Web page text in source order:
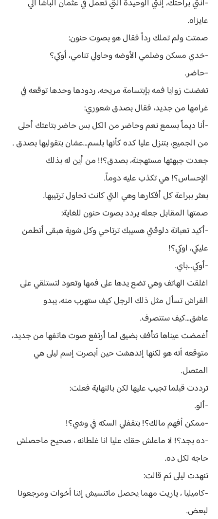
-أنتي براحتك، إنتي الوحيدة التي تعمل في عثمان الباشا الي
عايزاه.
صمتت ولم تملك رداً فقال هو بصوت حنون:
-خدي مسكن وضلمي الأوضه وحاولي تنامي، أوكي؟
-حاضر.
تغضنت زوايا فمه بإبتسامة مريحه، ردودها وحدها توقعه في
غرامها من جديد، فقال بصدق شعوري:
-أنا ديماً بسمع نعم وحاضر من الكل بس حاضر بتاعتك أحلى
من الجميع، بتنزل عليا كده كأنها بلسم...عشان بتقوليها بصدق .
جعدت جبهتها مستهجنة، بصدق؟!! من أين له بذلك
الإحساس؟! هي تكذب عليه دوماً.
بعثر ببراعة كل أفكارها وهي التي كانت تحاول ترتيبها.
صمتها المقابل جعله يردد بصوت حنون للغاية:
-أكيد تعبانة دلوقتي هسيبك ترتاحي وكل شوية هبقى أتطمن
عليكي، اوكي؟!
-أوكي...باي.
اغلقت الهاتف وهي تضع يدها على فمها وتعود لتستلقي على
الفراش تسأل مثل ذلك الرجل كيف ستهرب منه، يبدو
عاشق...كيف ستتصرف.
أغمضت عيناها تتأفف بضيق لما أرتفع صوت هاتفها من جديد،
متوقعه أنه هو لكنها إندهشت حين أبصرت إسم ليلى هي
المتصل.
ترددت قبلما تجيب عليها لكن بالنهاية فعلت:
-ألو.
-ممكن أفهم مالك؟! بتقفلي السكه في وشي؟!
-ده بجد؟! لا ماعلش حقك عليا انا غلطانه ، صحيح ماحصلش
حاجه لكل ده.
تنهدت ليلى ثم قالت:
-كاميليا ، ياريت مهما يحصل ماتنسيش إننا أخوات ومرجعونا
لبعض.